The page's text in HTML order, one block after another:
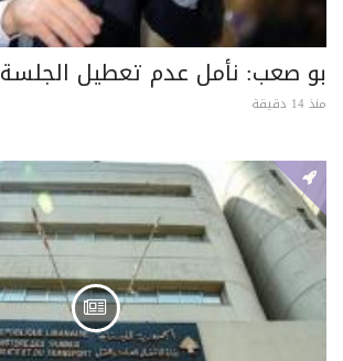
بو صعب: نأمل عدم تعطيل الجلسة
منذ 14 دقيقة